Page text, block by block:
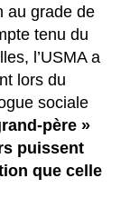
au grade de
tenu du
l’USMA a
lors du
sociale
père »
puissent
que celle